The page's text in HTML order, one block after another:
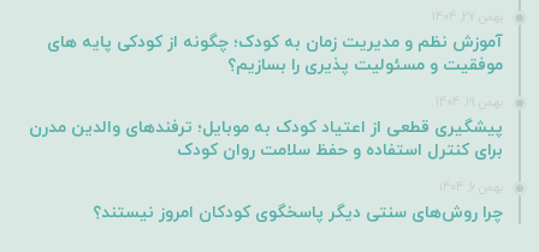
بهمن 27, 1404
آموزش نظم و مدیریت زمان به کودک؛ چگونه از کودکی پایه های
موفقیت و مسئولیت پذیری را بسازیم؟
بهمن 19, 1404
پیشگیری قطعی از اعتیاد کودک به موبایل؛ ترفندهای والدین مدرن
برای کنترل استفاده و حفظ سلامت روان کودک
بهمن 6, 1404
چرا روش‌های سنتی دیگر پاسخگوی کودکان امروز نیستند؟